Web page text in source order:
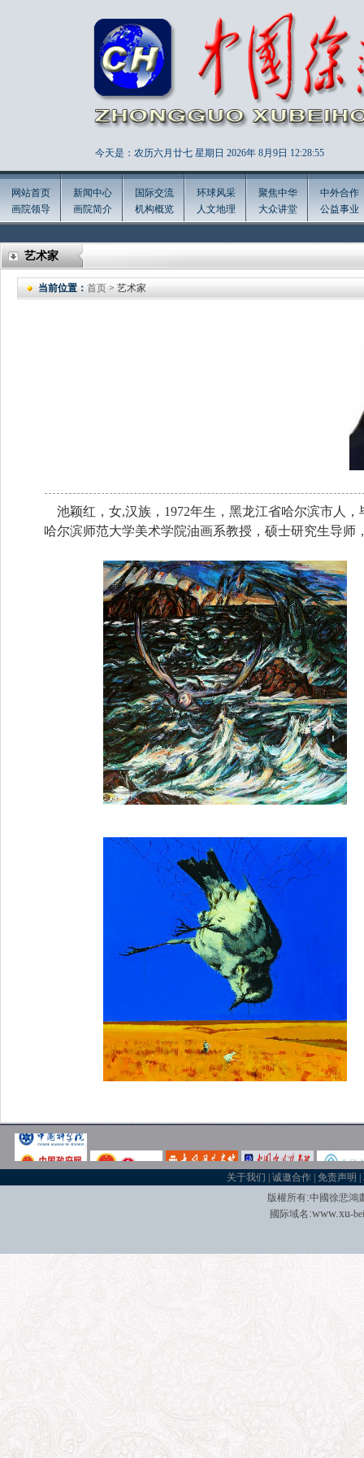
今天是：农历六月廿七 星期日 2026年 8月9日 12:28:57
网站首页
画院领导
新闻中心
画院简介
国际交流
机构概览
环球风采
人文地理
聚焦中华
大众讲堂
中外合作
公益事业
艺术家
当前位置： 首页 > 艺术家
池颖红，女,汉族，1972年生，黑龙江省哈尔滨市人
哈尔滨师范大学美术学院油画系教授，硕士研究生导
关于我们 |诚邀合作 |免责声明 |
版權所有:中國徐悲鴻
國际域名 :www.xu-